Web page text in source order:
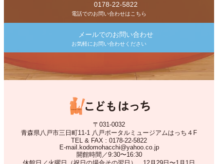
0178-22-5822
電話でのお問い合わせはこちら
メールでのお問い合わせ
お気軽にお問い合わせください
〒031-0032
青森県八戸市三日町11-1 八戸ポータルミュージアムはっち４F
TEL & FAX : 0178-22-5822
E-mail.kodomohacchi@yahoo.co.jp
開館時間／9:30〜16:30